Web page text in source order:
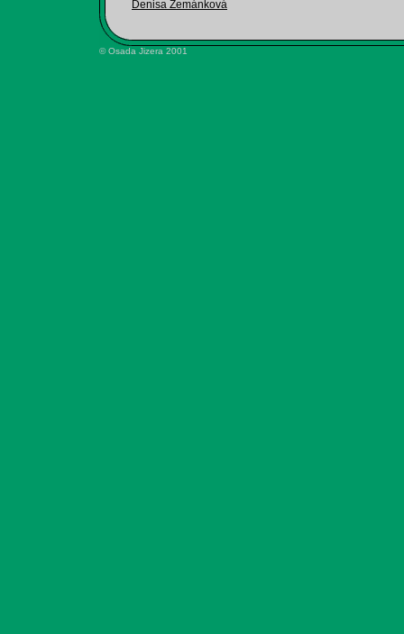
Denisa Zemánková
© Osada Jizera 2001